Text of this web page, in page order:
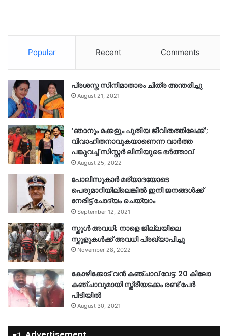
Popular Recent Comments
പ്രശസ്ത സിനിമാതാരം ചിത്ര അന്തരിച്ചു
August 21, 2021
‘ഞാനും മക്കളും പുതിയ ജീവിതത്തിലേക്ക്’;
വിവാഹിതനാവുകയാണെന്ന വാർത്ത
പങ്കുവച്ച് സിസ്റ്റർ ലിനിയുടെ ഭർത്താവ്
August 25, 2022
പോലീസുകാര്‍ മര്യാദയോടെ
പെരുമാറിയില്ലെങ്കില്‍ ഇനി ജനങ്ങള്‍ക്ക്
നേരിട്ട് ചോദ്യം ചെയ്യാം
September 12, 2021
സ്കൂൾ അവധി; നാളെ ജില്ലയിലെ
സ്കൂളുകൾക്ക് അവധി പ്രഖ്യാപിച്ചു
November 28, 2022
കോഴിക്കോട് വൻ കഞ്ചാവ് വേട്ട: 20 കിലോ
കഞ്ചാവുമായി സ്ത്രീയടക്കം രണ്ട് പേർ
പിടിയിൽ
August 30, 2021